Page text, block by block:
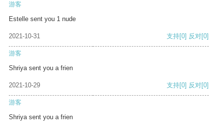
游客
Estelle sent you 1 nude
2021-10-31 支持[0] 反对[0]
游客
Shriya sent you a frien
2021-10-29 支持[0] 反对[0]
游客
Shriya sent you a frien